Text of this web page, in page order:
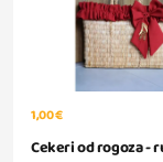
1,00 €
Cekeri od rogoza -